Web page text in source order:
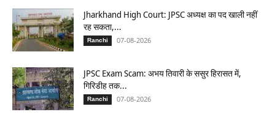
Jharkhand High Court: JPSC अध्यक्ष का पद खाली नहीं
रह सकता,...
Ranchi 07-08-2026
JPSC Exam Scam: अभय तिवारी के ससुर हिरासत में,
गिरिडीह तक...
Ranchi 07-08-2026